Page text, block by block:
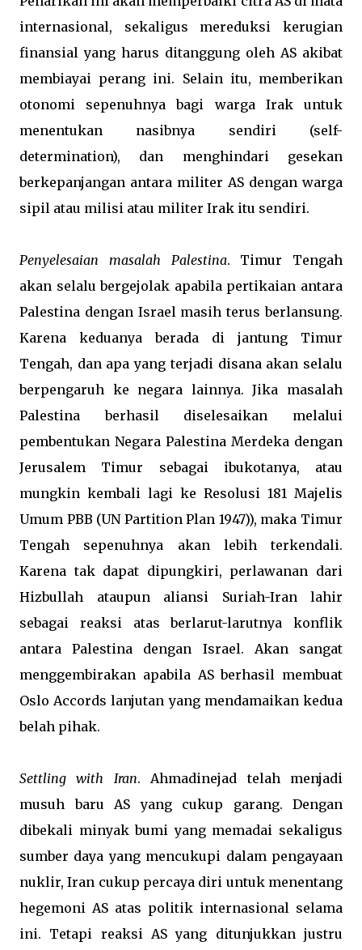
internasional, sekaligus mereduksi kerugian
finansial yang harus ditanggung oleh AS akibat
membiayai perang ini. Selain itu, memberikan
otonomi sepenuhnya bagi warga Irak untuk
menentukan nasibnya sendiri (self-
determination), dan menghindari gesekan
berkepanjangan antara militer AS dengan warga
sipil atau milisi atau militer Irak itu sendiri.
Penyelesaian masalah Palestina. Timur Tengah
akan selalu bergejolak apabila pertikaian antara
Palestina dengan Israel masih terus berlansung.
Karena keduanya berada di jantung Timur
Tengah, dan apa yang terjadi disana akan selalu
berpengaruh ke negara lainnya. Jika masalah
Palestina berhasil diselesaikan melalui
pembentukan Negara Palestina Merdeka dengan
Jerusalem Timur sebagai ibukotanya, atau
mungkin kembali lagi ke Resolusi 181 Majelis
Umum PBB (UN Partition Plan 1947)), maka Timur
Tengah sepenuhnya akan lebih terkendali.
Karena tak dapat dipungkiri, perlawanan dari
Hizbullah ataupun aliansi Suriah-Iran lahir
sebagai reaksi atas berlarut-larutnya konflik
antara Palestina dengan Israel. Akan sangat
menggembirakan apabila AS berhasil membuat
Oslo Accords lanjutan yang mendamaikan kedua
belah pihak.
Settling with Iran. Ahmadinejad telah menjadi
musuh baru AS yang cukup garang. Dengan
dibekali minyak bumi yang memadai sekaligus
sumber daya yang mencukupi dalam pengayaan
nuklir, Iran cukup percaya diri untuk menentang
hegemoni AS atas politik internasional selama
ini. Tetapi reaksi AS yang ditunjukkan justru